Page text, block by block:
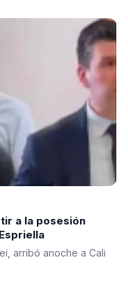
a la posesión
arribó anoche a Cali